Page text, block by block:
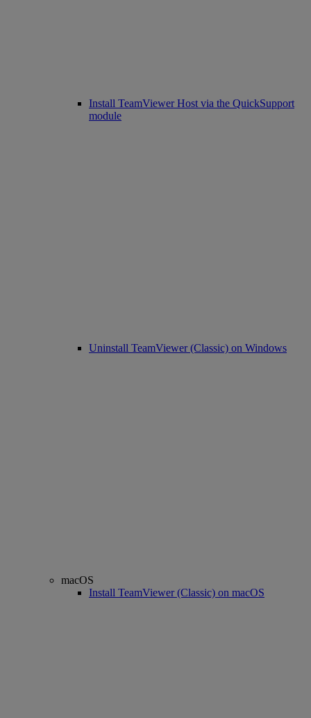
Install TeamViewer Host via the QuickSupport
module
Uninstall TeamViewer (Classic) on Windows
macOS
Install TeamViewer (Classic) on macOS